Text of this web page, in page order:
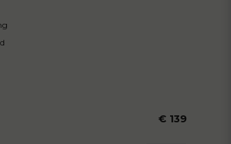
€ 139